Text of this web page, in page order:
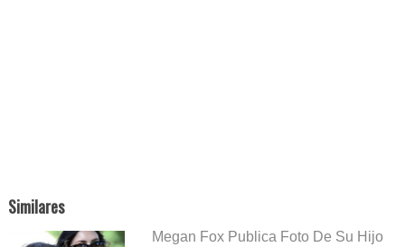
Similares
Megan Fox Publica Foto De Su Hijo